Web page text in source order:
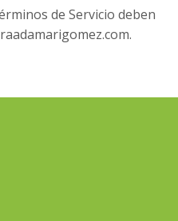
de Servicio deben
.